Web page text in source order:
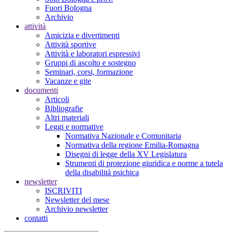
Fuori Bologna
Archivio
attività
Amicizia e divertimenti
Attività sportive
Attività e laboratori espressivi
Gruppi di ascolto e sostegno
Seminari, corsi, formazione
Vacanze e gite
documenti
Articoli
Bibliografie
Altri materiali
Leggi e normative
Normativa Nazionale e Comunitaria
Normativa della regione Emilia-Romagna
Disegni di legge della XV Legislatura
Strumenti di protezione giuridica e norme a tutela
della disabilità psichica
newsletter
ISCRIVITI
Newsletter del mese
Archivio newsletter
contatti